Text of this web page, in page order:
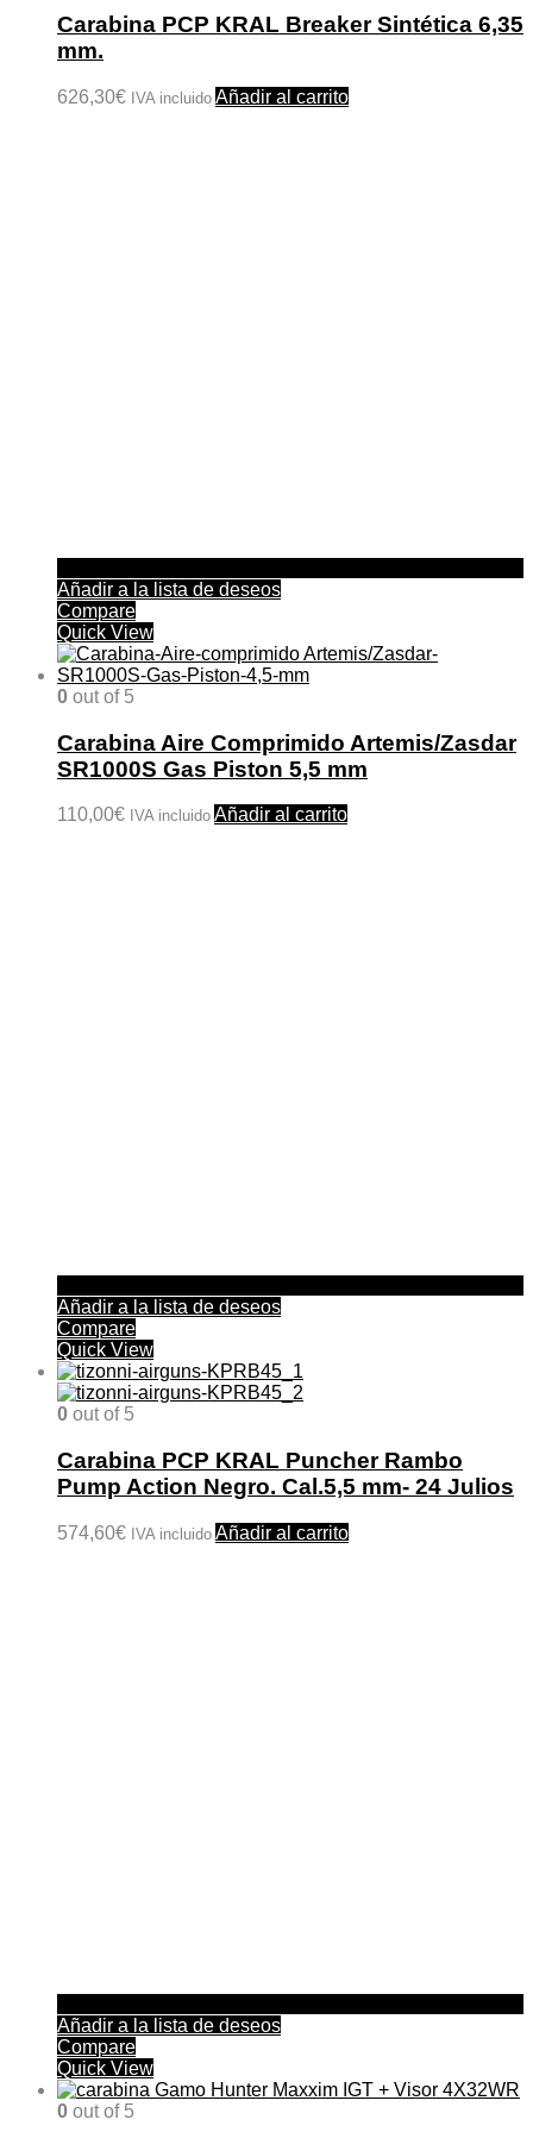
Carabina PCP KRAL Breaker Sintética 6,35
mm.
626,30€ IVA incluido Añadir al carrito
Añadir a la lista de deseos
Compare
Quick View
0 out of 5
Carabina Aire Comprimido Artemis/Zasdar
SR1000S Gas Piston 5,5 mm
110,00€ IVA incluido Añadir al carrito
Añadir a la lista de deseos
Compare
Quick View
0 out of 5
Carabina PCP KRAL Puncher Rambo
Pump Action Negro. Cal.5,5 mm- 24 Julios
574,60€ IVA incluido Añadir al carrito
Añadir a la lista de deseos
Compare
Quick View
0 out of 5